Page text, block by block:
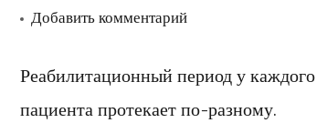
Добавить комментарийк
Как
Реабилитационный период у каждого
пациента протекает по-разному.